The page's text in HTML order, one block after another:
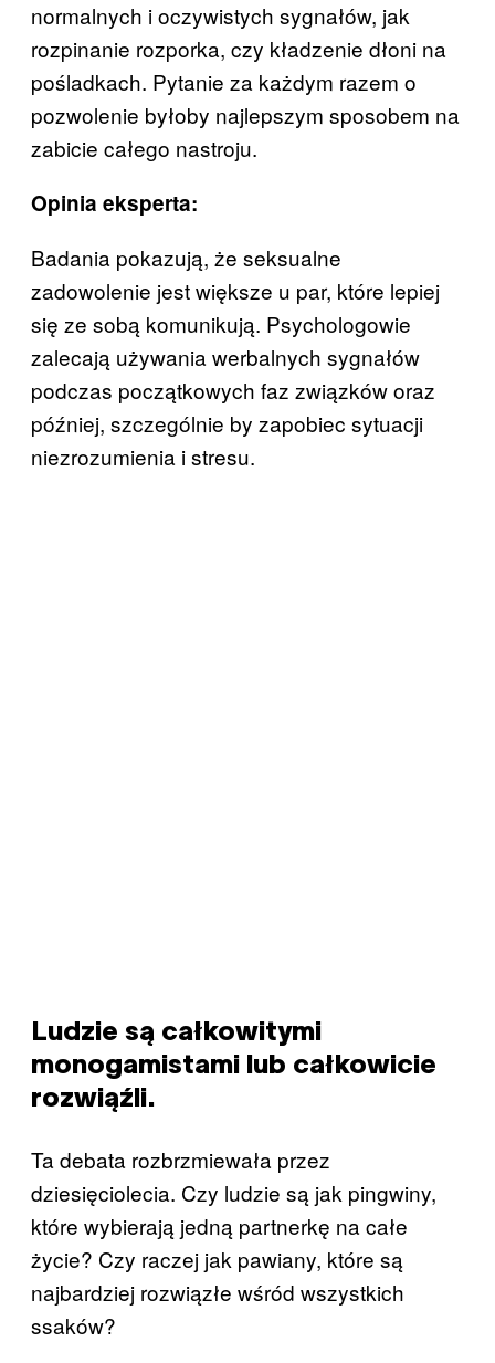
normalnych i oczywistych sygnałów, jak
rozpinanie rozporka, czy kładzenie dłoni na
pośladkach. Pytanie za każdym razem o
pozwolenie byłoby najlepszym sposobem na
zabicie całego nastroju.
Opinia eksperta:
Badania pokazują, że seksualne
zadowolenie jest większe u par, które lepiej
się ze sobą komunikują. Psychologowie
zalecają używania werbalnych sygnałów
podczas początkowych faz związków oraz
później, szczególnie by zapobiec sytuacji
niezrozumienia i stresu.
Ludzie są całkowitymi
monogamistami lub całkowicie
rozwiąźli.
Ta debata rozbrzmiewała przez
dziesięciolecia. Czy ludzie są jak pingwiny,
które wybierają jedną partnerkę na całe
życie? Czy raczej jak pawiany, które są
najbardziej rozwiązłe wśród wszystkich
ssaków?